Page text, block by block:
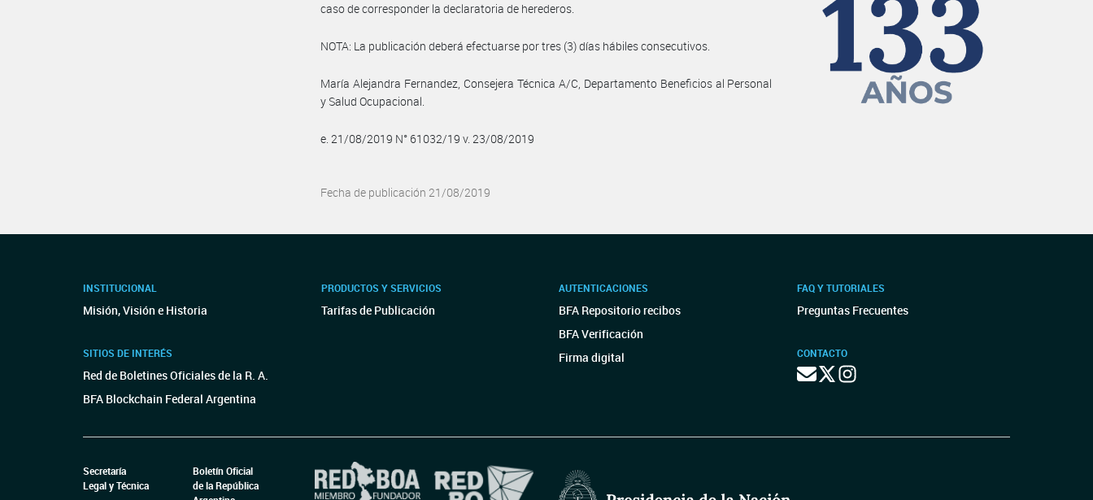
caso de corresponder la declaratoria de herederos.
NOTA: La publicación deberá efectuarse por tres (3) días hábiles consecutivos.
María Alejandra Fernandez, Consejera Técnica A/C, Departamento Beneficios al Personal
y Salud Ocupacional.
e. 21/08/2019 N° 61032/19 v. 23/08/2019
Fecha de publicación 21/08/2019
INSTITUCIONAL
Misión, Visión e Historia
SITIOS DE INTERÉS
Red de Boletines Oficiales de la R. A.
BFA Blockchain Federal Argentina
PRODUCTOS Y SERVICIOS
Tarifas de Publicación
AUTENTICACIONES
BFA Repositorio recibos
BFA Verificación
Firma digital
FAQ Y TUTORIALES
Preguntas Frecuentes
CONTACTO
Secretaría
Legal y Técnica
Boletín Oficial
de la República